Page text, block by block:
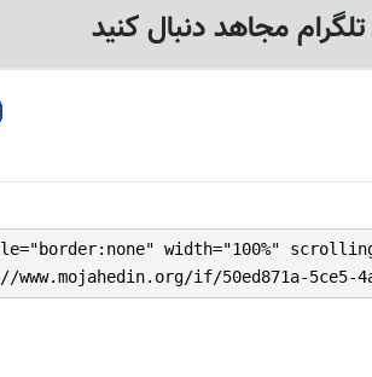
تلگرام مجاهد دنبال کنید
width="100%"
if/50ed871a-5ce5-